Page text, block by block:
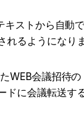
キストから自動
れるようになり
WEB会議招待の
ドに会議転送す